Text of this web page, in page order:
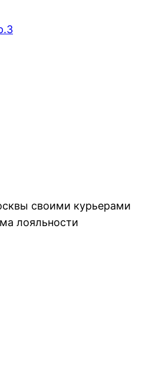
своими курьерами
лояльности